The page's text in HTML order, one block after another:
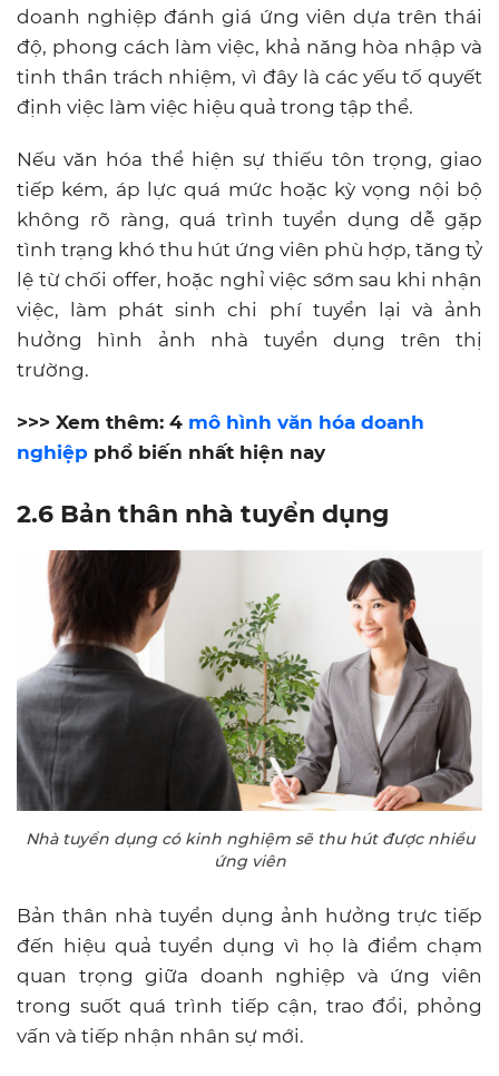
doanh nghiệp đánh giá ứng viên dựa trên thái
độ, phong cách làm việc, khả năng hòa nhập và
tinh thần trách nhiệm, vì đây là các yếu tố quyết
định việc làm việc hiệu quả trong tập thể.
Nếu văn hóa thể hiện sự thiếu tôn trọng, giao
tiếp kém, áp lực quá mức hoặc kỳ vọng nội bộ
không rõ ràng, quá trình tuyển dụng dễ gặp
tình trạng khó thu hút ứng viên phù hợp, tăng tỷ
lệ từ chối offer, hoặc nghỉ việc sớm sau khi nhận
việc, làm phát sinh chi phí tuyển lại và ảnh
hưởng hình ảnh nhà tuyển dụng trên thị
trường.
>>> Xem thêm: 4 mô hình văn hóa doanh
nghiệp phổ biến nhất hiện nay
2.6 Bản thân nhà tuyển dụng
Nhà tuyển dụng có kinh nghiệm sẽ thu hút được nhiều
ứng viên
Bản thân nhà tuyển dụng ảnh hưởng trực tiếp
đến hiệu quả tuyển dụng vì họ là điểm chạm
quan trọng giữa doanh nghiệp và ứng viên
trong suốt quá trình tiếp cận, trao đổi, phỏng
vấn và tiếp nhận nhân sự mới.